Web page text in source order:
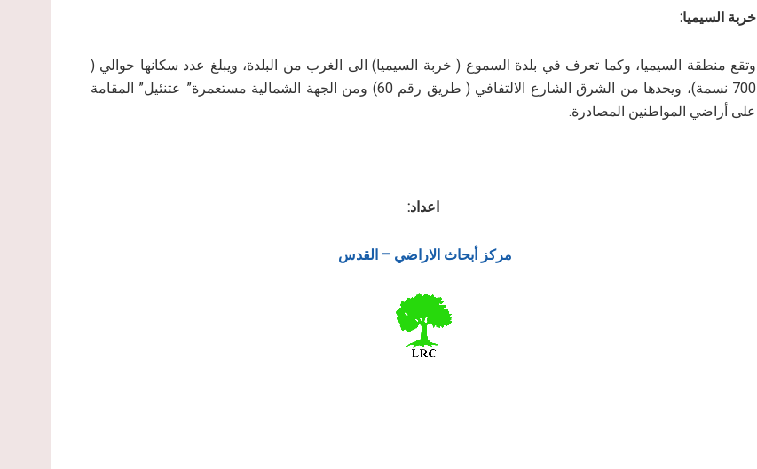
خربة السيميا:
وتقع منطقة السيميا، وكما تعرف في بلدة السموع ( خربة السيميا) الى الغرب من البلدة، ويبلغ عدد سكانها حوالي (
700 نسمة)، ويحدها من الشرق الشارع الالتفافي ( طريق رقم 60) ومن الجهة الشمالية مستعمرة” عتنئيل” المقامة
على أراضي المواطنين المصادرة.
اعداد:
مركز أبحاث الاراضي – القدس